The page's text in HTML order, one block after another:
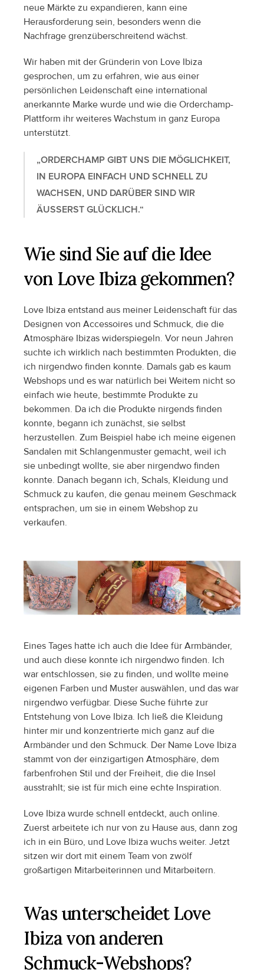
neue Märkte zu expandieren, kann eine
Herausforderung sein, besonders wenn die
Nachfrage grenzüberschreitend wächst.
Wir haben mit der Gründerin von Love Ibiza
gesprochen, um zu erfahren, wie aus einer
persönlichen Leidenschaft eine international
anerkannte Marke wurde und wie die Orderchamp-
Plattform ihr weiteres Wachstum in ganz Europa
unterstützt.
„ORDERCHAMP GIBT UNS DIE MÖGLICHKEIT,
IN EUROPA EINFACH UND SCHNELL ZU
WACHSEN, UND DARÜBER SIND WIR
ÄUSSERST GLÜCKLICH.“
Wie sind Sie auf die Idee
von Love Ibiza gekommen?
Love Ibiza entstand aus meiner Leidenschaft für das
Designen von Accessoires und Schmuck, die die
Atmosphäre Ibizas widerspiegeln. Vor neun Jahren
suchte ich wirklich nach bestimmten Produkten, die
ich nirgendwo finden konnte. Damals gab es kaum
Webshops und es war natürlich bei Weitem nicht so
einfach wie heute, bestimmte Produkte zu
bekommen. Da ich die Produkte nirgends finden
konnte, begann ich zunächst, sie selbst
herzustellen. Zum Beispiel habe ich meine eigenen
Sandalen mit Schlangenmuster gemacht, weil ich
sie unbedingt wollte, sie aber nirgendwo finden
konnte. Danach begann ich, Schals, Kleidung und
Schmuck zu kaufen, die genau meinem Geschmack
entsprachen, um sie in einem Webshop zu
verkaufen.
Eines Tages hatte ich auch die Idee für Armbänder,
und auch diese konnte ich nirgendwo finden. Ich
war entschlossen, sie zu finden, und wollte meine
eigenen Farben und Muster auswählen, und das war
nirgendwo verfügbar. Diese Suche führte zur
Entstehung von Love Ibiza. Ich ließ die Kleidung
hinter mir und konzentrierte mich ganz auf die
Armbänder und den Schmuck. Der Name Love Ibiza
stammt von der einzigartigen Atmosphäre, dem
farbenfrohen Stil und der Freiheit, die die Insel
ausstrahlt; sie ist für mich eine echte Inspiration.
Love Ibiza wurde schnell entdeckt, auch online.
Zuerst arbeitete ich nur von zu Hause aus, dann zog
ich in ein Büro, und Love Ibiza wuchs weiter. Jetzt
sitzen wir dort mit einem Team von zwölf
großartigen Mitarbeiterinnen und Mitarbeitern.
Was unterscheidet Love
Ibiza von anderen
Schmuck-Webshops?